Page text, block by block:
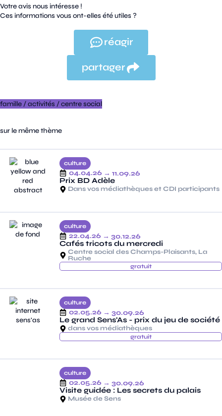
Votre avis nous intéresse !
Ces informations vous ont-elles été utiles ?
réagir
partager
famille /activités /centre social
sur le même thème
culture
04.04.26 → 11.09.26
Prix BD Adèle
Dans vos médiathèques et CDI participants
culture
22.04.26 → 30.12.26
Cafés tricots du mercredi
Centre social des Champs-Plaisants, La
Ruche
gratuit
culture
02.05.26 → 30.09.26
Le grand Sens'As - prix du jeu de société
dans vos médiathèques
gratuit
culture
02.05.26 → 30.09.26
Visite guidée : Les secrets du palais
Musée de Sens